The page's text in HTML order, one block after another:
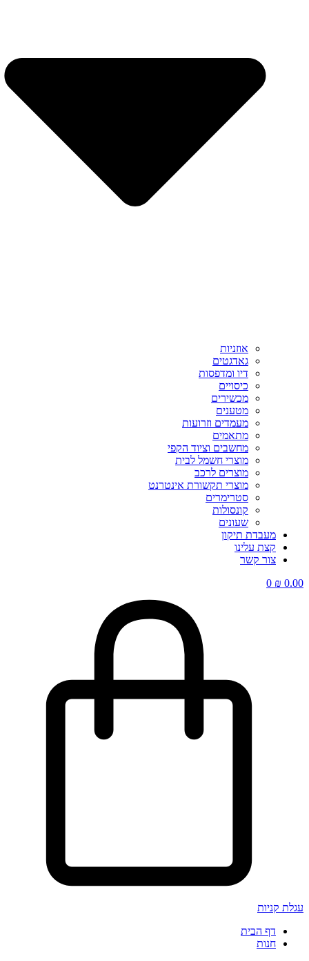
אוזניות
גאדגטים
דיו ומדפסות
כיסויים
מכשירים
מטענים
מעמדים וזרועות
מתאמים
מחשבים וציוד הקפי
מוצרי חשמל לבית
מוצרים לרכב
מוצרי תקשורת אינטרנט
סטרימרים
קונסולות
שעונים
מעבדת תיקון
קצת עלינו
צור קשר
₪0.00
0
עגלת קניות
דף הבית
חנות